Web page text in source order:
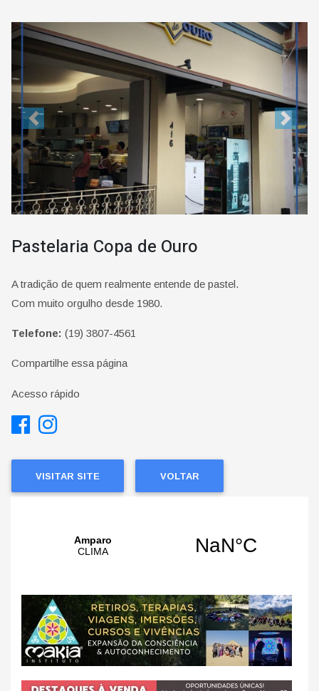
Previous Next
Pastelaria Copa de Ouro
A tradição de quem realmente entende de pastel.
Com muito orgulho desde 1980.
Telefone: (19) 3807-4561
Compartilhe essa página
Acesso rápido
VISITAR SITE VOLTAR